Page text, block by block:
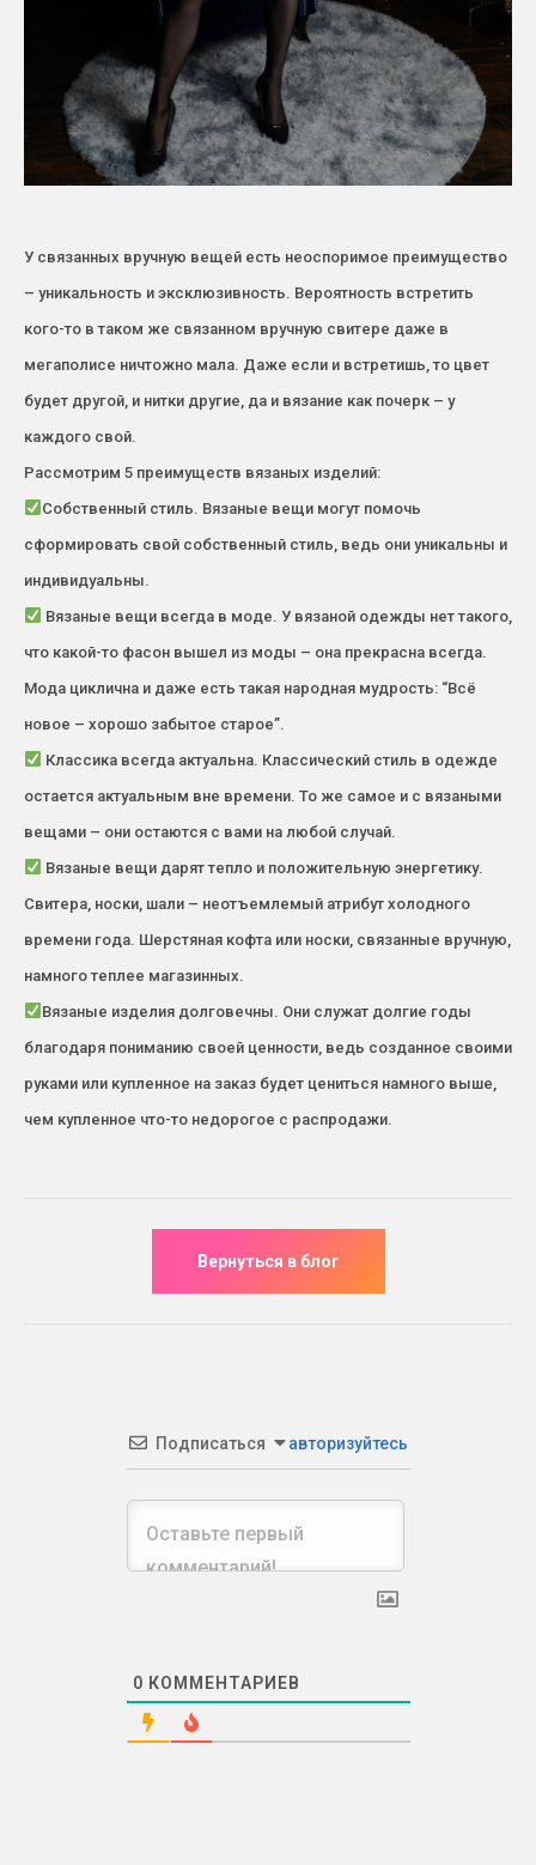
У связанных вручную вещей есть неоспоримое преимущество
– уникальность и эксклюзивность. Вероятность встретить
кого-то в таком же связанном вручную свитере даже в
мегаполисе ничтожно мала. Даже если и встретишь, то цвет
будет другой, и нитки другие, да и вязание как почерк – у
каждого свой.
Рассмотрим 5 преимуществ вязаных изделий:
Собственный стиль. Вязаные вещи могут помочь
сформировать свой собственный стиль, ведь они уникальны и
индивидуальны.
Вязаные вещи всегда в моде. У вязаной одежды нет такого,
что какой-то фасон вышел из моды – она прекрасна всегда.
Мода циклична и даже есть такая народная мудрость: “Всё
новое – хорошо забытое старое”.
Классика всегда актуальна. Классический стиль в одежде
остается актуальным вне времени. То же самое и с вязаными
вещами – они остаются с вами на любой случай.
Вязаные вещи дарят тепло и положительную энергетику.
Свитера, носки, шали – неотъемлемый атрибут холодного
времени года. Шерстяная кофта или носки, связанные вручную,
намного теплее магазинных.
Вязаные изделия долговечны. Они служат долгие годы
благодаря пониманию своей ценности, ведь созданное своими
руками или купленное на заказ будет цениться намного выше,
чем купленное что-то недорогое с распродажи.
Подписаться авторизуйтесь
0 КОММЕНТАРИЕВ